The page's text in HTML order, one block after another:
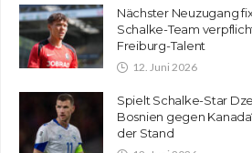
Nächster Neuzugang
Schalke-Team
Freiburg-Talent
12. Juni 2026
Spielt Schalke-Star
Bosnien gegen
der Stand